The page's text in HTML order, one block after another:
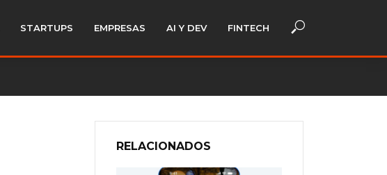
STARTUPS EMPRESAS AI Y DEV FINTECH
RELACIONADOS